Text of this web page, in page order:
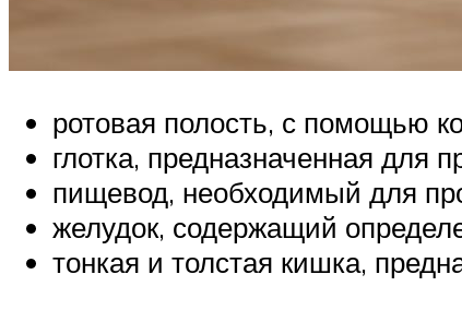
ротовая полость, с помощью
глотка, предназначенная для
пищевод, необходимый для
желудок, содержащий
тонкая и толстая кишка,